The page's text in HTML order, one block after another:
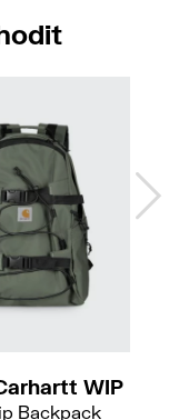
WIP
Backpack